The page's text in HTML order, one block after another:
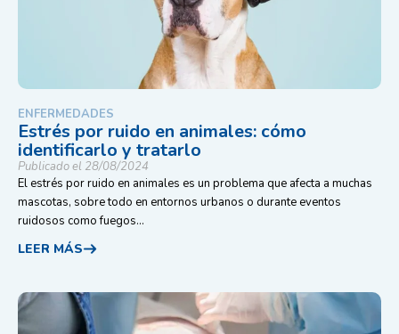
ENFERMEDADES
Estrés por ruido en animales: cómo
identificarlo y tratarlo
Publicado el 28/08/2024
El estrés por ruido en animales es un problema que afecta a muchas
mascotas, sobre todo en entornos urbanos o durante eventos
ruidosos como fuegos...
LEER MÁS